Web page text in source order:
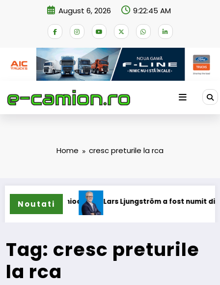
August 6, 2026 9:22:45 AM
Home cresc preturile la rca
Noutati
camioane Lars Ljungström a fost numit director
Tag: cresc preturile
la rca